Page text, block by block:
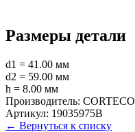
Размеры детали
d1 = 41.00 мм
d2 = 59.00 мм
h = 8.00 мм
Производитель: CORTECO
Артикул: 19035975B
← Вернуться к списку